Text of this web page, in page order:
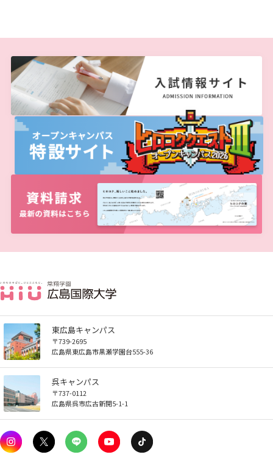
将来像
教育に関する基本方針
アドミッション・ポリシー
アドミッション・ポリシー（2027年度以降入学
生）
アドミッション・ポリシー（2024～2026年度入学
カリキュラム・ポリシー
カリキュラム・ポリシー（2024年度以降入学生）
カリキュラム・ポリシー（2020～2022年度入学
生）
カリキュラム・ポリシー（2016～2019年度保健医
療・総合リハ・医療福祉・医療経営・看護）
カリキュラム・ポリシー（2016～2019年度心理・
薬・医療栄養）
カリキュラム・ポリシー（2015年度以前入学生）
ディプロマ・ポリシー
ディプロマ・ポリシー（2020～2023年度入学生）
ディプロマ・ポリシー（2016～2019年度入学生）
ディプロマ・ポリシー（2015年度以前入学生）
大学院ディプロマ・ポリシー（2024年度入学生）
大学院ディプロマ・ポリシー（2021～2023年度入
学生）
沿革
学園からのメッセージ
学長メッセージ
大学章と大学旗
UI（ユニバーシティ・アイデンティティ）
大学歌
研究者要覧
大学基礎データ
学費・入学金等費用について
学生生活支援について
就職支援について
動物実験に関する情報について
財務・事業計画等について
教職課程について
自己点検・評価
大学機関別認証評価
薬学部薬学科の自己点検・評価について
文部科学省への設置認可・届出書類・履行状況報
告書
高等教育の修学支援新制度
規定・教育課程・シラバス
広島国際大学施設等貸与内規
別表第1・第2 様式第1・第2
広島国際大学倫理委員会規定
施設案内
施設紹介
東広島・呉キャンパス施設 名称・愛称
施設を動画で紹介
キャンパスの歴史を振り返る
心理臨床センター
学生寮・学生研修棟
宿泊施設
東広島キャンパス
呉キャンパス
基盤教育センター
基盤教育センターでの教育活動・概要
講座のご案内
専門職連携教育センター
広国IPEとは
情報メディアラーニングセンター
大学広報
プレスリリース
メディア掲載情報
SNS公式アカウント
ハラスメントについて
職の種BOOK
資料請求
窓口での資料受取りについて
関連情報
学園・姉妹校のご案内
総合リハビリテーション学部
健康スポーツ学部
健康科学部
薬学部
医療科学研究科
保健医療学専攻
リハビリテーション学専攻
健康科学研究科
医療福祉学専攻
医療経営学専攻
心理学専攻
看護学研究科
助産学専攻科
就職・キャリア支援
就職支援
就業力育成プログラム
エクステンション講座
開講講座
受講申込方法
資格取得奨励金制度
就職データ
産官学連携
研究連携相談
研究者情報（学会賞・研究者インタビュー）
安全保障貿易管理
研究倫理
連携・協定について
研究情報の公開について（オプトアウト）
地域連携
公開講座
公開講座 過去の開講コース
高大連携
子ども向け体験講座
子ども向け体験講座 過去の開講コース
ボランティア活動
科目等履修生制度
広島国際大学Town＆Gownoffice東広島
健幸ステーション
広国市民大学
国際交流
国際化ビジョン
海外研修
学生短期海外研修
海外専門研修
外国人留学生
国際交流イベント
アジア介護・福祉教育研修センター
Language
JP（日本語） EN（英語）
薬剤師国家試験を受験される卒業生の方へお知ら
せ
東広島キャンパス
〒739-2695
広島県東広島市黒瀬学園台555-36
呉キャンパス
〒737-0112
広島県呉市広古新開5-1-1